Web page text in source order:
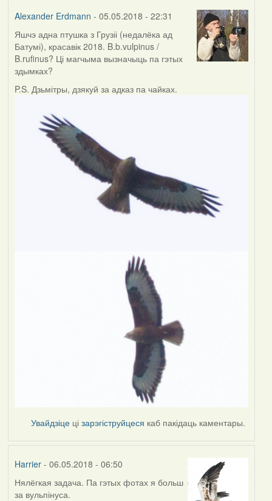
Alexander Erdmann - 05.05.2018 - 22:31
Яшчэ адна птушка з Грузіі (недалёка ад
Батумі), красавік 2018. B.b.vulpinus /
B.rufinus? Ці магчыма вызначыць па гэтых
здымках?
P.S. Дзьмітры, дзякуй за адказ па чайках.
Увайдзіце цізарэгіструйцеся каб пакідаць каментары.
Harrier- 06.05.2018 - 06:50
Нялёгкая задача. Па гэтых фотах я больш
за вульпінуса.